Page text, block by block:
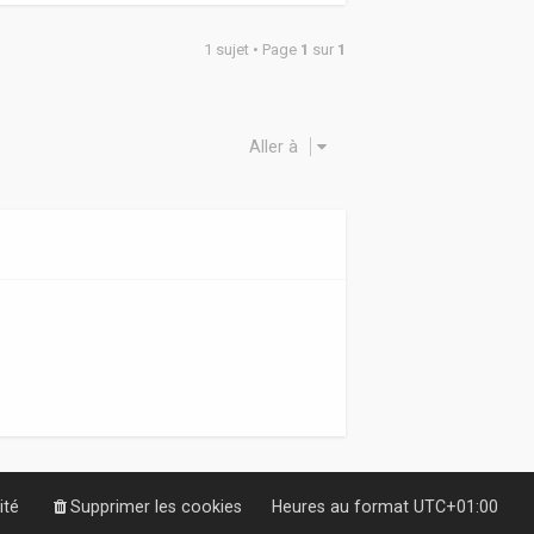
1 sujet • Page 1 sur 1
Aller à
Heures au format UTC+01:00
Supprimer les cookies